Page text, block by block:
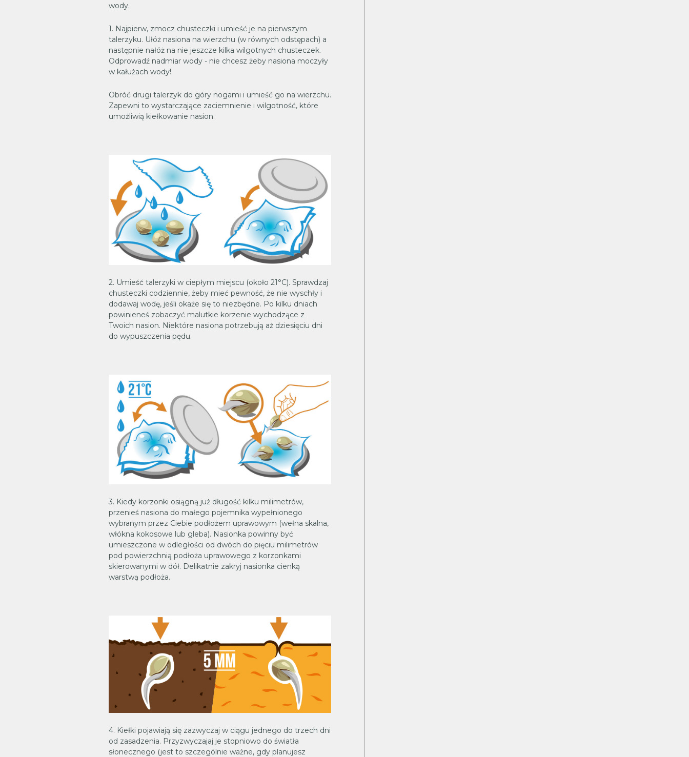
wody.
1. Najpierw, zmocz chusteczki i umieść je na pierwszym
talerzyku. Ułóż nasiona na wierzchu (w równych odstępach) a
następnie nałóż na nie jeszcze kilka wilgotnych chusteczek.
Odprowadź nadmiar wody - nie chcesz żeby nasiona moczyły
w kałużach wody!
Obróć drugi talerzyk do góry nogami i umieść go na wierzchu.
Zapewni to wystarczające zaciemnienie i wilgotność, które
umożliwią kiełkowanie nasion.
2. Umieść talerzyki w ciepłym miejscu (około 21°C). Sprawdzaj
chusteczki codziennie, żeby mieć pewność, że nie wyschły i
dodawaj wodę, jeśli okaże się to niezbędne. Po kilku dniach
powinieneś zobaczyć malutkie korzenie wychodzące z
Twoich nasion. Niektóre nasiona potrzebują aż dziesięciu dni
do wypuszczenia pędu.
3. Kiedy korzonki osiągną już długość kilku milimetrów,
przenieś nasiona do małego pojemnika wypełnionego
wybranym przez Ciebie podłożem uprawowym (wełna skalna,
włókna kokosowe lub gleba). Nasionka powinny być
umieszczone w odległości od dwóch do pięciu milimetrów
pod powierzchnią podłoża uprawowego z korzonkami
skierowanymi w dół. Delikatnie zakryj nasionka cienką
warstwą podłoża.
4. Kiełki pojawiają się zazwyczaj w ciągu jednego do trzech dni
od zasadzenia. Przyzwyczajaj je stopniowo do światła
słonecznego (jest to szczególnie ważne, gdy planujesz